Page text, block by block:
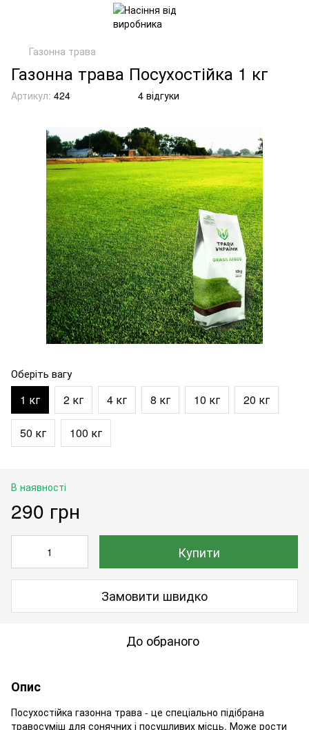
Газонна трава
Газонна трава Посухостійка 1 кг
Артикул: 424 4 відгуки
Оберіть вагу
1 кг 2 кг 4 кг 8 кг 10 кг 20 кг
50 кг 100 кг
В наявності
290 грн
Купити
Замовити швидко
До обраного
Опис
Посухостійка газонна трава - це спеціально підібрана
травосуміш для сонячних і посушливих місць. Може рости